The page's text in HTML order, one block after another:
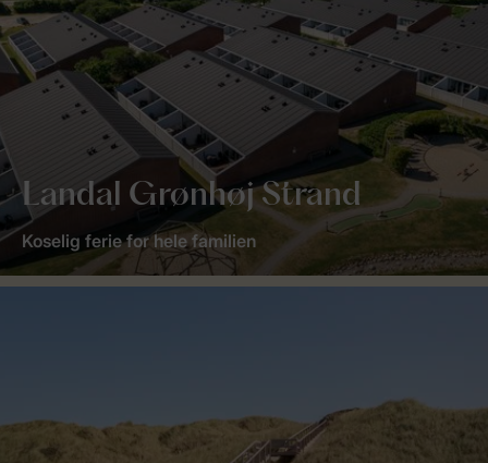
Landal Grønhøj Strand
Koselig ferie for hele familien